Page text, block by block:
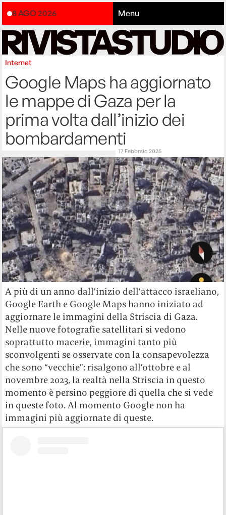
8 AGO 2026 Menu
Internet
Google Maps ha aggiornato
le mappe di Gaza per la
prima volta dall’inizio dei
bombardamenti
17 Febbraio 2025
A più di un anno dall’inizio dell’attacco israeliano,
Google Earth e Google Maps hanno iniziato ad
aggiornare le immagini della Striscia di Gaza.
Nelle nuove fotografie satellitari si vedono
soprattutto macerie, immagini tanto più
sconvolgenti se osservate con la consapevolezza
che sono “vecchie”: risalgono all’ottobre e al
novembre 2023, la realtà nella Striscia in questo
momento è persino peggiore di quella che si vede
in queste foto. Al momento Google non ha
immagini più aggiornate di queste.